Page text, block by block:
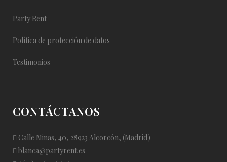
Party Rent
Política de protección de datos
Testimonios
CONTÁCTANOS
Calle Minas, 40, 28923 Alcorcón, (Madrid)
blanca@partyrent.es